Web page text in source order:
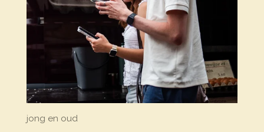
jong en oud